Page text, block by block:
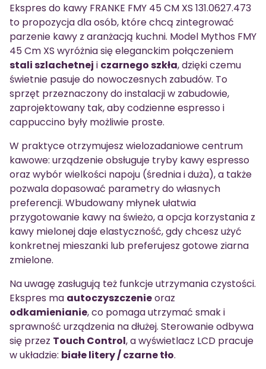
Ekspres do kawy FRANKE FMY 45 CM XS 131.0627.473
to propozycja dla osób, które chcą zintegrować
parzenie kawy z aranżacją kuchni. Model Mythos FMY
45 Cm XS wyróżnia się eleganckim połączeniem
stali szlachetnej i czarnego szkła, dzięki czemu
świetnie pasuje do nowoczesnych zabudów. To
sprzęt przeznaczony do instalacji w zabudowie,
zaprojektowany tak, aby codzienne espresso i
cappuccino były możliwie proste.
W praktyce otrzymujesz wielozadaniowe centrum
kawowe: urządzenie obsługuje tryby kawy espresso
oraz wybór wielkości napoju (średnia i duża), a także
pozwala dopasować parametry do własnych
preferencji. Wbudowany młynek ułatwia
przygotowanie kawy na świeżo, a opcja korzystania z
kawy mielonej daje elastyczność, gdy chcesz użyć
konkretnej mieszanki lub preferujesz gotowe ziarna
zmielone.
Na uwagę zasługują też funkcje utrzymania czystości.
Ekspres ma autoczyszczenieoraz
odkamienianie, co pomaga utrzymać smak i
sprawność urządzenia na dłużej. Sterowanie odbywa
się przez Touch Control, a wyświetlacz LCD pracuje
w układzie: białe litery / czarne tło.